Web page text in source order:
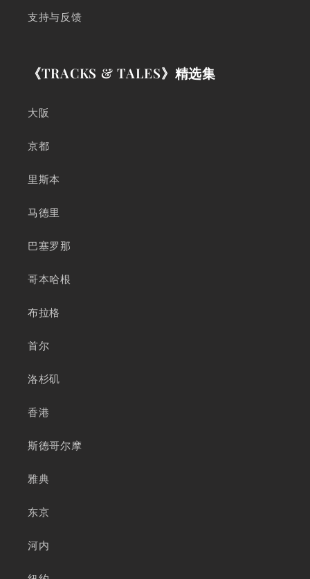
支持与反馈
《TRACKS & TALES》精选集
大阪
京都
里斯本
马德里
巴塞罗那
哥本哈根
布拉格
首尔
洛杉矶
香港
斯德哥尔摩
雅典
东京
河内